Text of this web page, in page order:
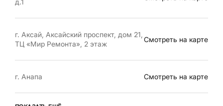
д.1
г. Аксай, Аксайский проспект, дом 21,
ТЦ «Мир Ремонта», 2 этаж
Смотреть на карте
г. Анапа Смотреть на карте